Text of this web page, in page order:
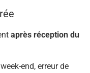
après réception du
end, erreur de